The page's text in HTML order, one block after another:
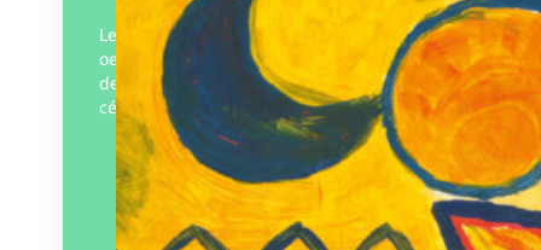
Le petit caméléon Léon interagit avec 13
oeuvres d’art sur les thèmes du soleil et
de la lune. Dans le ciel, deux objets
célestes rythment la nuit et…
Éditeur :Léon art & stories
Paru le16/10/2025